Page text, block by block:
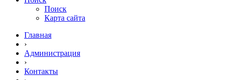
Поиск
Карта сайта
Главная
›
Администрация
›
Контакты